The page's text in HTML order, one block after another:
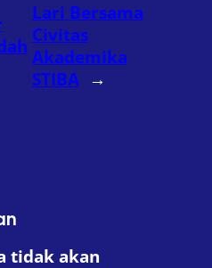
Lari Bersama
Civitas
Akademika
STIBA →
tidak akan